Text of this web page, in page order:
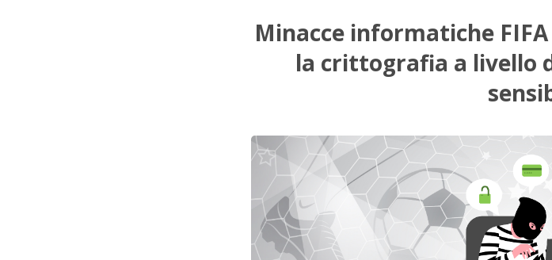
Minacce informatiche
la crittografia a livello